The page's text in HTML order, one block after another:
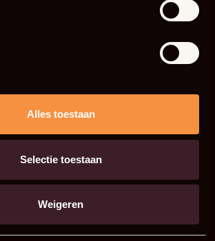
Alles toestaan
Selectie toestaan
Weigeren